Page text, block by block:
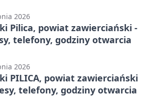
2026
Pilica, powiat zawierciański -
telefony, godziny otwarcia
2026
PILICA, powiat zawierciański
telefony, godziny otwarcia